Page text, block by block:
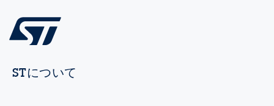
STについて